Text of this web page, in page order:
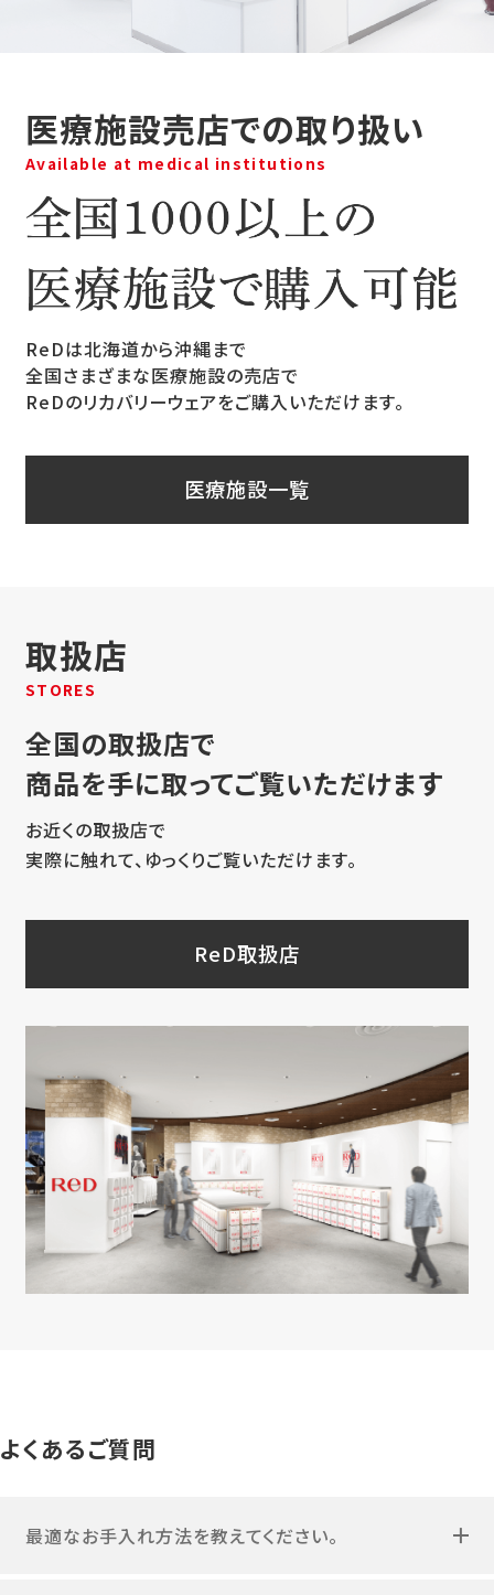
医療施設売店での取り扱い
Available at medical institutions
ReDは北海道から沖縄まで
全国さまざまな医療施設の売店で
ReDのリカバリーウェアをご購入いただけます。
医療施設一覧
取扱店
STORES
全国の取扱店で
商品を手に取ってご覧いただけます
お近くの取扱店で
実際に触れて、ゆっくりご覧いただけます。
ReD取扱店
よくあるご質問
最適なお手入れ方法を教えてください。